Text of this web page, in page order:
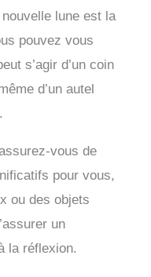
lune est la
pouvez vous
s’agir d’un coin
d’un autel
vous de
pour vous,
ou des objets
un
la réflexion.